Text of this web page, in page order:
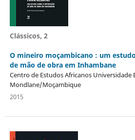
Clássicos, 2
O mineiro moçambicano : um
de mão de obra em Inhambane
Centro de Estudos Africanos Universidade
Mondlane/Moçambique
2015